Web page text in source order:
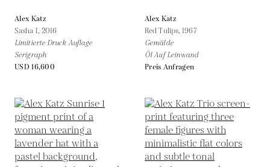
Alex Katz
Sasha I, 2016
Limitierte Druck Auflage
Serigraph
USD 16,600
Alex Katz
Red Tulips,1967
Gemälde
Öl Auf Leinwand
Preis Anfragen